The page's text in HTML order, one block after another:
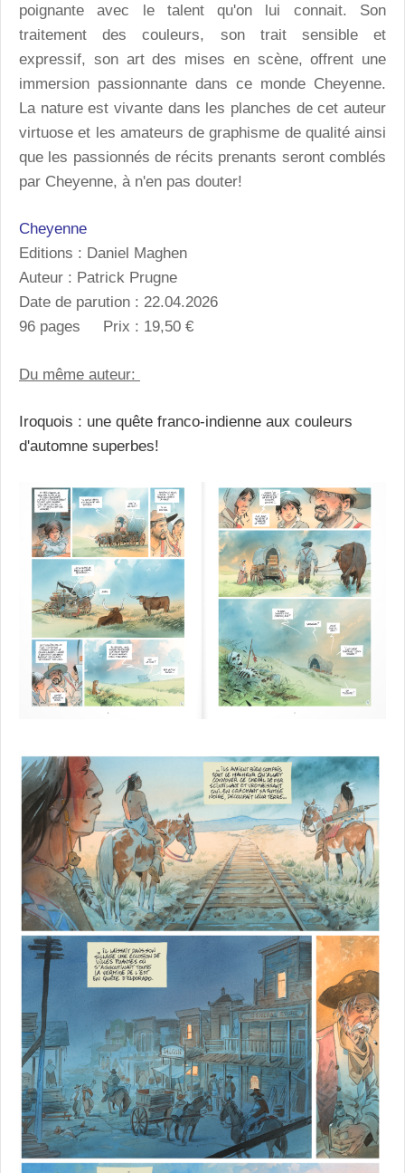
poignante avec le talent qu'on lui connait. Son
traitement des couleurs, son trait sensible et
expressif, son art des mises en scène, offrent une
immersion passionnante dans ce monde Cheyenne.
La nature est vivante dans les planches de cet auteur
virtuose et les amateurs de graphisme de qualité ainsi
que les passionnés de récits prenants seront comblés
par Cheyenne, à n'en pas douter!
Cheyenne
Editions : Daniel Maghen
Auteur : Patrick Prugne
Date de parution : 22.04.2026
96 pages Prix : 19,50 €
Du même auteur:
Iroquois : une quête franco-indienne aux couleurs
d'automne superbes!